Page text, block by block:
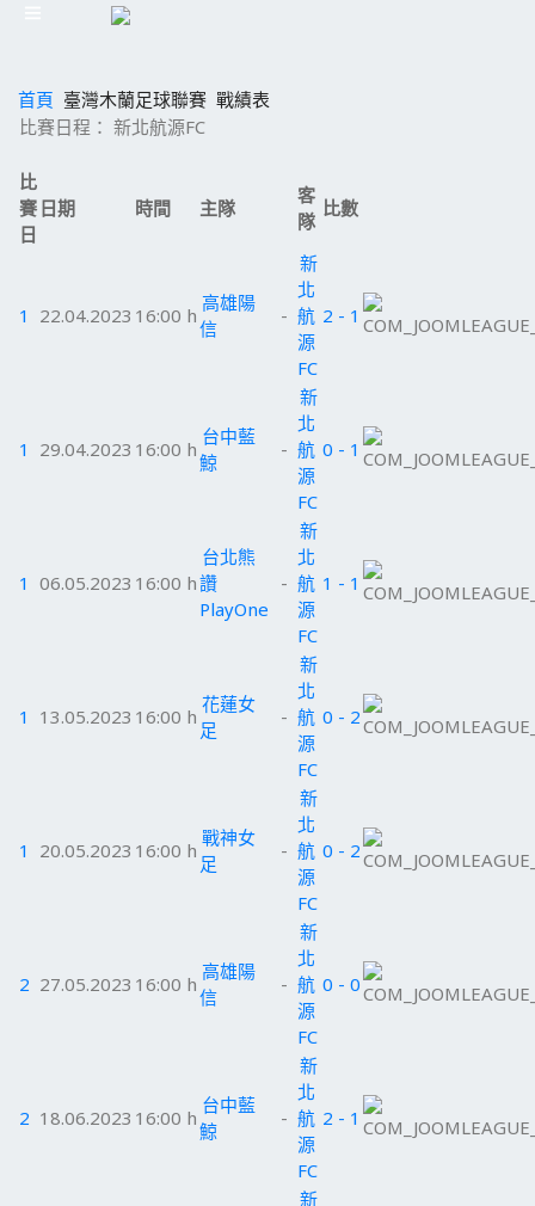
首頁 臺灣木蘭足球聯賽 戰績表
比賽日程： 新北航源FC
比
賽
日
日期 時間 主隊
客
隊
比數
1 22.04.2023 16:00 h
高雄陽
信
-
新
北
航
源
FC
2 - 1
1 29.04.2023 16:00 h
台中藍
鯨
-
新
北
航
源
FC
0 - 1
1 06.05.2023 16:00 h
台北熊
讚
PlayOne
-
新
北
航
源
FC
1 - 1
1 13.05.2023 16:00 h
花蓮女
足
-
新
北
航
源
FC
0 - 2
1 20.05.2023 16:00 h
戰神女
足
-
新
北
航
源
FC
0 - 2
2 27.05.2023 16:00 h
高雄陽
信
-
新
北
航
源
FC
0 - 0
2 18.06.2023 16:00 h
台中藍
鯨
-
新
北
航
源
FC
2 - 1
新